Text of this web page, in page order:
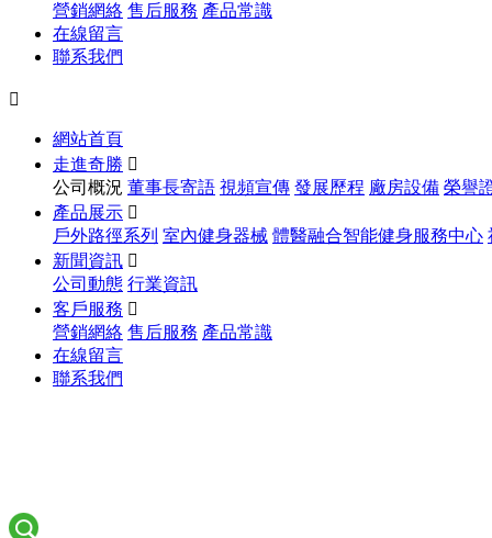
營銷網絡 售后服務 產品常識
在線留言
聯系我們

網站首頁
走進奇勝 
公司概況 董事長寄語 視頻宣傳 發展歷程 廠房設備 榮譽
產品展示 
戶外路徑系列 室內健身器械 體醫融合智能健身服務中心
新聞資訊 
公司動態 行業資訊
客戶服務 
營銷網絡 售后服務 產品常識
在線留言
聯系我們